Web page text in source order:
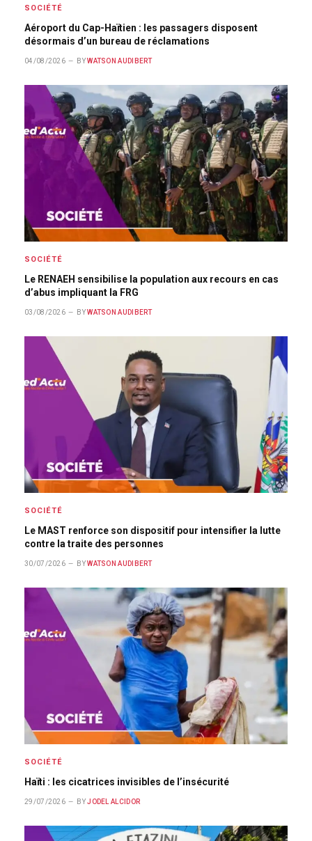
SOCIÉTÉ
Aéroport du Cap-Haïtien : les passagers disposent
désormais d’un bureau de réclamations
04/08/2026 BY WATSON AUDIBERT
SOCIÉTÉ
Le RENAEH sensibilise la population aux recours en cas
d’abus impliquant la FRG
03/08/2026 BY WATSON AUDIBERT
SOCIÉTÉ
Le MAST renforce son dispositif pour intensifier la lutte
contre la traite des personnes
30/07/2026 BY WATSON AUDIBERT
SOCIÉTÉ
Haïti : les cicatrices invisibles de l’insécurité
29/07/2026 BY JODEL ALCIDOR